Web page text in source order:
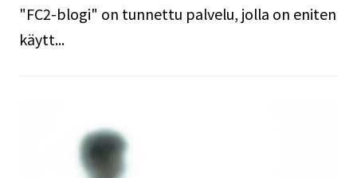
"FC2-blogi" on tunnettu palvelu, jolla on eniten
käytt...